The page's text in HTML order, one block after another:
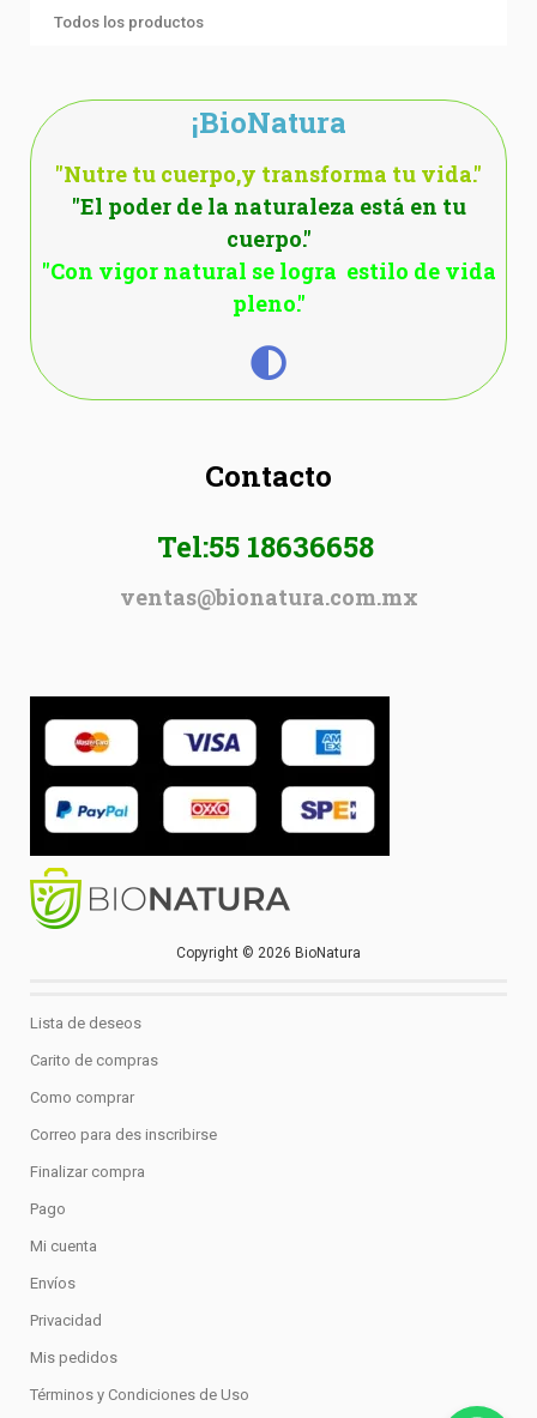
Todos los productos
¡BioNatura
"Nutre tu cuerpo,y transforma tu vida."
"El poder de la naturaleza está en tu
cuerpo."
"Con vigor natural se logra estilo de vida
pleno."
Contacto
Tel:55 18636658
ventas@bionatura.com.mx
Copyright © 2026 BioNatura
Lista de deseos
Carito de compras
Como comprar
Correo para des inscribirse
Finalizar compra
Pago
Mi cuenta
Envíos
Privacidad
Mis pedidos
Términos y Condiciones de Uso